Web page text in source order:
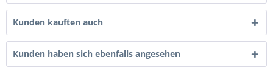
Kunden kauften auch
Kunden haben sich ebenfalls angesehen